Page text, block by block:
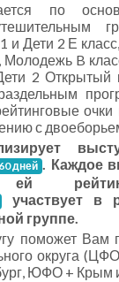
по
и Дети 2 Е
B
2 Открытый
с
дней . Каждое
ей
участвует в
группе.
поможет Вам
округа
ЮФО + Крым